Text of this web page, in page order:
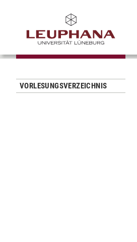
VORLESUNGSVERZEICHNIS